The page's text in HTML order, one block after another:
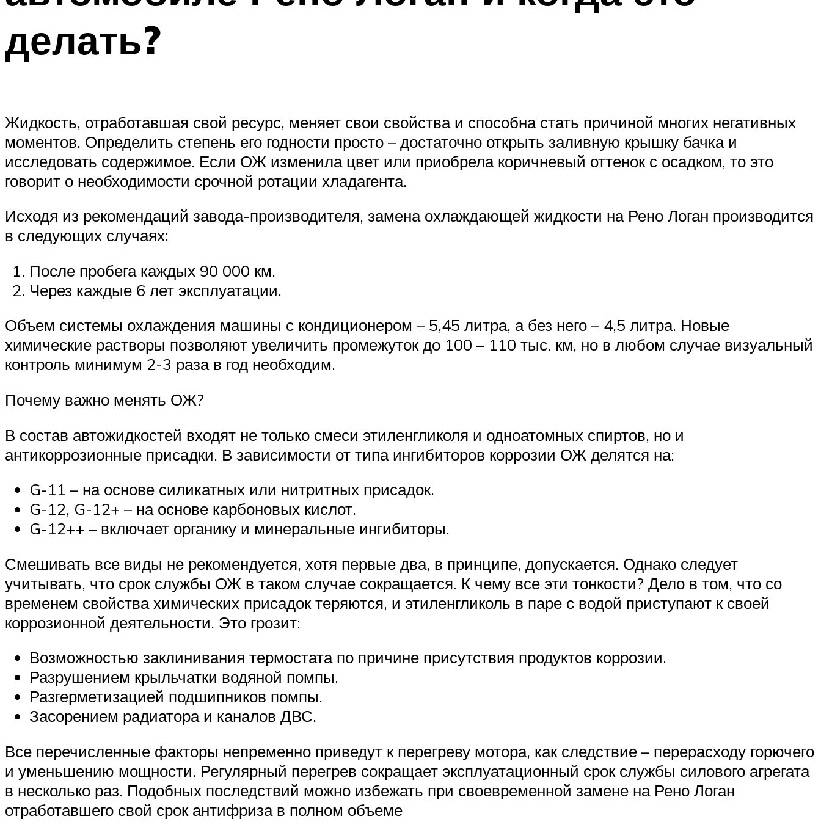
делать?
Жидкость, отработавшая свой ресурс, меняет свои свойства и способна стать причиной многих негативных
моментов. Определить степень его годности просто – достаточно открыть заливную крышку бачка и
исследовать содержимое. Если ОЖ изменила цвет или приобрела коричневый оттенок с осадком, то это
говорит о необходимости срочной ротации хладагента.
Исходя из рекомендаций завода-производителя, замена охлаждающей жидкости на Рено Логан производится
в следующих случаях:
После пробега каждых 90 000 км.
Через каждые 6 лет эксплуатации.
Объем системы охлаждения машины с кондиционером – 5,45 литра, а без него – 4,5 литра. Новые
химические растворы позволяют увеличить промежуток до 100 – 110 тыс. км, но в любом случае визуальный
контроль минимум 2-3 раза в год необходим.
Почему важно менять ОЖ?
В состав автожидкостей входят не только смеси этиленгликоля и одноатомных спиртов, но и
антикоррозионные присадки. В зависимости от типа ингибиторов коррозии ОЖ делятся на:
G-11 – на основе силикатных или нитритных присадок.
G-12, G-12+ – на основе карбоновых кислот.
G-12++ – включает органику и минеральные ингибиторы.
Смешивать все виды не рекомендуется, хотя первые два, в принципе, допускается. Однако следует
учитывать, что срок службы ОЖ в таком случае сокращается. К чему все эти тонкости? Дело в том, что со
временем свойства химических присадок теряются, и этиленгликоль в паре с водой приступают к своей
коррозионной деятельности. Это грозит:
Возможностью заклинивания термостата по причине присутствия продуктов коррозии.
Разрушением крыльчатки водяной помпы.
Разгерметизацией подшипников помпы.
Засорением радиатора и каналов ДВС.
Все перечисленные факторы непременно приведут к перегреву мотора, как следствие – перерасходу горючего
и уменьшению мощности. Регулярный перегрев сокращает эксплуатационный срок службы силового агрегата
в несколько раз. Подобных последствий можно избежать при своевременной замене на Рено Логан
отработавшего свой срок антифриза в полном объеме